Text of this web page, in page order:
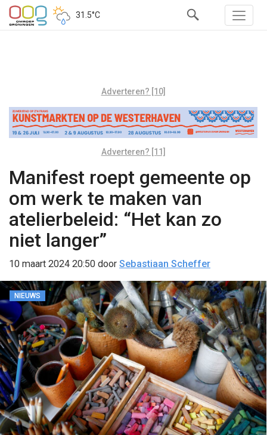
31.5°C
Adverteren? [10]
Adverteren? [11]
Manifest roept gemeente op
om werk te maken van
atelierbeleid: “Het kan zo
niet langer”
10 maart 2024 20:50 door Sebastiaan Scheffer
NIEUWS